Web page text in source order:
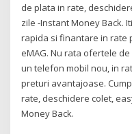
de plata in rate,
zile -Instant Money Back.
rapida si finantare in rate
eMAG. Nu rata ofertele
un telefon mobil nou, in
preturi avantajoase.
rate, deschidere colet,
Money Back.